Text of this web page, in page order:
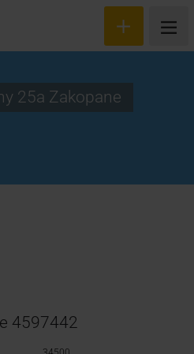
przesyłki
25a Zakopane
4597442